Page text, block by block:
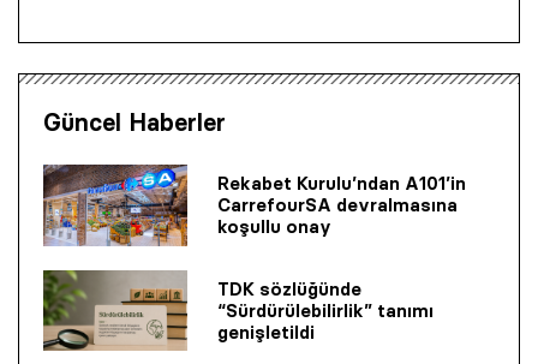
Güncel Haberler
Rekabet Kurulu’ndan A101’in
CarrefourSA devralmasına
koşullu onay
TDK sözlüğünde
“Sürdürülebilirlik” tanımı
genişletildi